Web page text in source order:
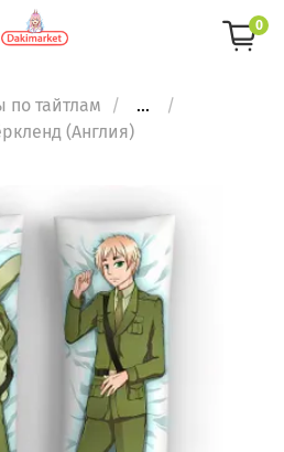
0
по тайтлам
...
(Англия)